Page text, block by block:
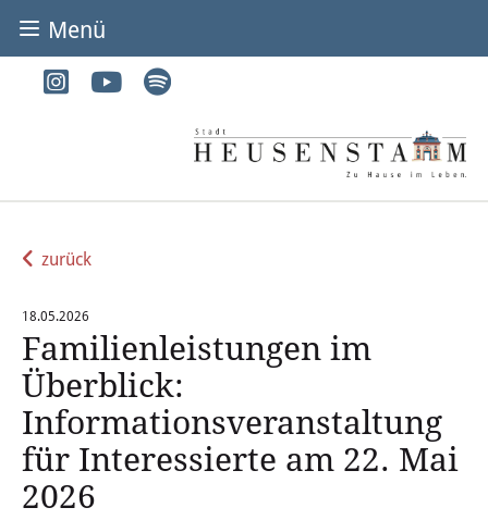
zurück
18.05.2026
Familienleistungen im
Überblick:
Informationsveranstaltung
für Interessierte am 22. Mai
2026
Menü
BÜRGER & STADT
Bürgerbüro
Heirat
Abfall & Entsorgung
Wertstoffhof